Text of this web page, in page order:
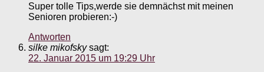
Super tolle Tips,werde sie demnächst mit meinen
Senioren probieren:-)
Antworten
silke mikofsky sagt:
22. Januar 2015 um 19:29 Uhr